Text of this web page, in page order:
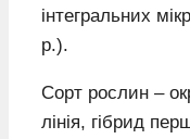
інтегральних
р.).
Сорт рослин –
лінія, гібрид